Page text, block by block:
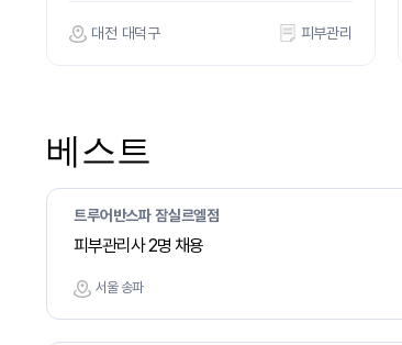
대전 대덕구 피부관리
베스트
트루어반스파 잠실르엘점
피부관리사 2명 채용
서울 송파